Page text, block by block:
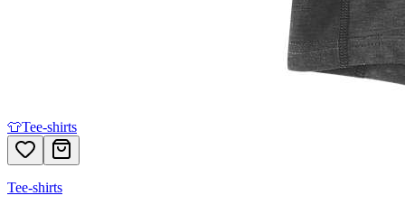
👕Tee-shirts
Tee-shirts